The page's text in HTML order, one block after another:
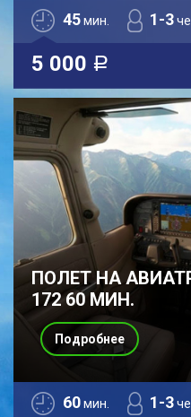
45мин. 1-3
5 000 a
ПОЛЕТ НА
172 60 МИН.
60мин. 1-3
Подробнее